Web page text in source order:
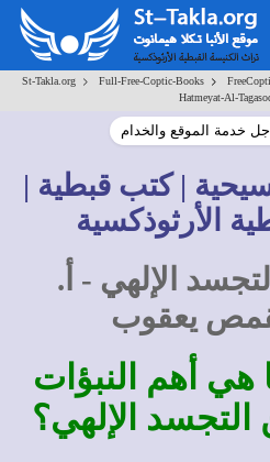
St-Takla.org > Full-Free-Coptic-Books >
Hatmeyat-Al-
خدمة الموقع والخدام
| كتب قبطية |
الأرثوذكسية
الإلهي - أ.
يعقوب
هي أهم النبؤات
التجسد الإلهي؟